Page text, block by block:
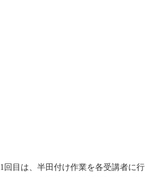
回目は、半田付け作業を各受講者に行